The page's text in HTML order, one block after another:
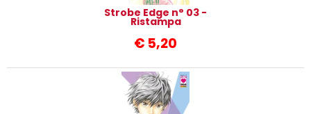
Strobe Edge n° 03 -
Ristampa
€ 5,20